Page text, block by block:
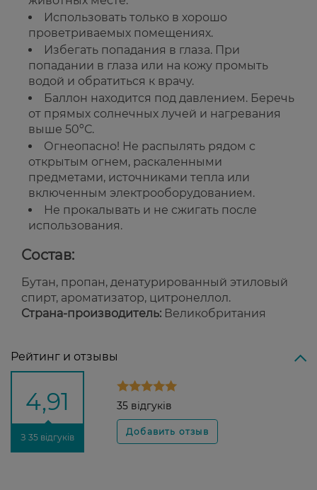
Использовать только в хорошо
проветриваемых помещениях.
Избегать попадания в глаза. При
попадании в глаза или на кожу промыть
водой и обратиться к врачу.
Баллон находится под давлением. Беречь
от прямых солнечных лучей и нагревания
выше 50ºС.
Огнеопасно! Не распылять рядом с
открытым огнем, раскаленными
предметами, источниками тепла или
включенным электрооборудованием.
Не прокалывать и не сжигать после
использования.
Состав:
Бутан, пропан, денатурированный этиловый
спирт, ароматизатор, цитронеллол.
Страна-производитель: Великобритания
Рейтинг и отзывы
4,91
З 35 відгуків
35 відгуків